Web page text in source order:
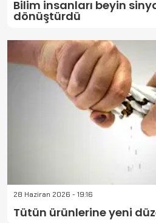
Bilim insanları beyin
dönüştürdü
28 Haziran 2026 - 19:16
Tütün ürünlerine yeni